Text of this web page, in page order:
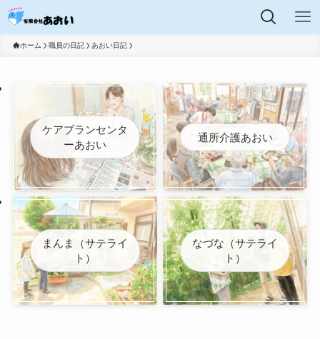
ホーム 職員の日記 あおい日記
ケアプランセンタ
ーあおい
通所介護あおい
まんま（サテライ
ト）
なづな（サテライ
ト）